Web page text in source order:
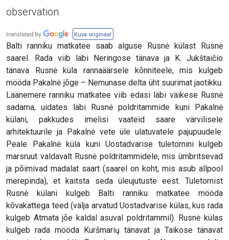
observation
Kuva originaal
Balti ranniku matkatee saab alguse Rusnė külast Rusnė
saarel. Rada viib läbi Neringose tänava ja K. Jukštaičio
tänava Rusnė küla rannaäärsele kõnniteele, mis kulgeb
mööda Pakalnė jõge – Nemunase delta üht suurimat jaotikku.
Läänemere ranniku matkatee viib edasi läbi väikese Rusnė
sadama, uidates läbi Rusnė poldritammide kuni Pakalnė
külani, pakkudes imelisi vaateid saare värvilisele
arhitektuurile ja Pakalnė vete üle ulatuvatele pajupuudele.
Peale Pakalnė küla kuni Uostadvarise tuletornini kulgeb
marsruut valdavalt Rusnė poldritammidele, mis ümbritsevad
ja põimivad madalat saart (saarel on koht, mis asub allpool
merepinda), et kaitsta seda üleujutuste eest. Tuletornist
Rusnė külani kulgeb Balti ranniku matkatee mööda
kõvakattega teed (välja arvatud Uostadvarise külas, kus rada
kulgeb Atmata jõe kaldal asuval poldritammil). Rusnė külas
kulgeb rada mööda Kuršmarių tänavat ja Taikose tänavat